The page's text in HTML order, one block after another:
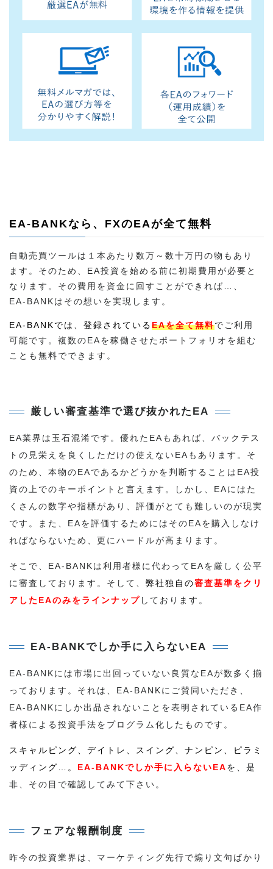
EA-BANKなら、FXのEAが全て無料
自動売買ツールは１本あたり数万～数十万円の物もあり
ます。そのため、EA投資を始める前に初期費用が必要と
なります。その費用を資金に回すことができれば…、
EA-BANKはその想いを実現します。
EA-BANKでは、登録されているEAを全て無料でご利用
可能です。複数のEAを稼働させたポートフォリオを組む
ことも無料でできます。
厳しい審査基準で選び抜かれたEA
EA業界は玉石混淆です。優れたEAもあれば、バックテス
トの見栄えを良くしただけの使えないEAもあります。そ
のため、本物のEAであるかどうかを判断することはEA投
資の上でのキーポイントと言えます。しかし、EAにはた
くさんの数字や指標があり、評価がとても難しいのが現実
です。また、EAを評価するためにはそのEAを購入しなけ
ればならないため、更にハードルが高まります。
そこで、EA-BANKは利用者様に代わってEAを厳しく公平
に審査しております。そして、 弊社独自の審査基準をクリ
アしたEAのみをラインナップ しております。
EA-BANKでしか手に入らないEA
EA-BANKには市場に出回っていない良質なEAが数多く揃
っております。それは、EA-BANKにご賛同いただき、
EA-BANKにしか出品されないことを表明されているEA作
者様による投資手法をプログラム化したものです。
スキャルピング、デイトレ、スイング、ナンピン、ピラミ
ッディング…。 EA-BANKでしか手に入らないEAを、是
非、その目で確認してみて下さい。
フェアな報酬制度
昨今の投資業界は、マーケティング先行で煽り文句ばかり